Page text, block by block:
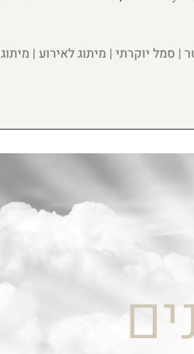
| סמל יוקרתי | מיתוג לאירוע | מיתוג